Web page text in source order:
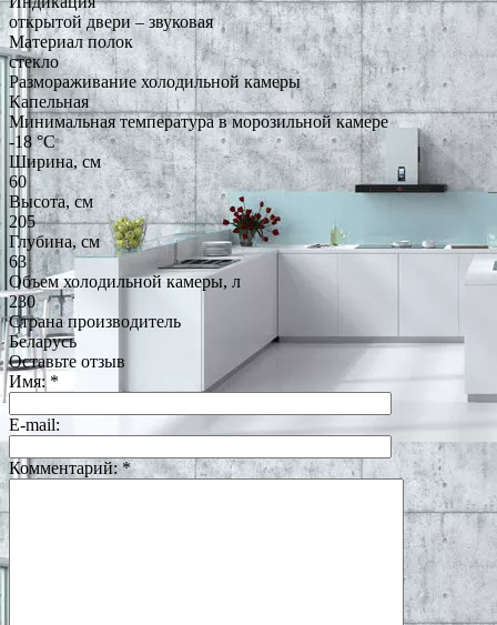
открытой двери – звуковая
Материал полок
стекло
Размораживание холодильной камеры
Капельная
Минимальная температура в морозильной камере
-18 °C
Ширина, см
60
Высота, см
205
Глубина, см
63
Объем холодильной камеры, л
230
Страна производитель
Беларусь
Оставьте отзыв
Имя: *
E-mail:
Комментарий:*